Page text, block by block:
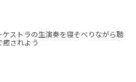
ストラの生演奏を寝そべりながら聴
癒されよう